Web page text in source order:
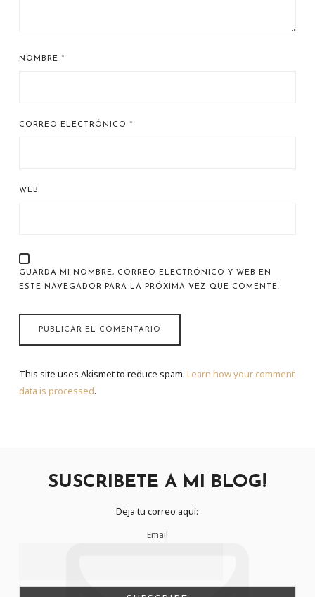
NOMBRE *
CORREO ELECTRÓNICO *
WEB
GUARDA MI NOMBRE, CORREO ELECTRÓNICO Y WEB EN
ESTE NAVEGADOR PARA LA PRÓXIMA VEZ QUE COMENTE.
This site uses Akismet to reduce spam. Learn how your comment
data is processed.
SUSCRIBETE A MI BLOG!
Deja tu correo aquí:
Email